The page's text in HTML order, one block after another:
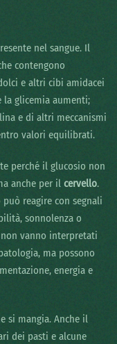
nel sangue. Il
contengono
e altri cibi amidacei
la glicemia aumenti;
e di altri meccanismi
valori equilibrati.
perché il glucosio non
anche per il cervello.
reagire con segnali
sonnolenza o
vanno interpretati
ma possono
energia e
si mangia. Anche il
dei pasti e alcune